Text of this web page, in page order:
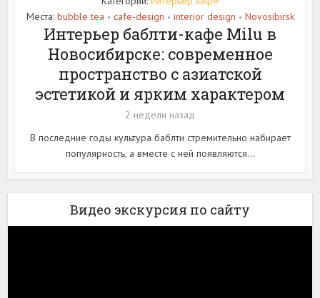
Места: bubble tea • cafe-design • interior design • Novosibirsk
Интерьер баблти-кафе Milu в
Новосибирске: современное
пространство с азиатской
эстетикой и ярким характером
2 недели назад
В последние годы культура баблти стремительно набирает
популярность, а вместе с ней появляются...
Видео экскурсия по сайту